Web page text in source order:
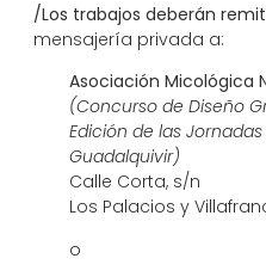
/Los trabajos deberán
mensajería privada a:
Asociación Micológica
(Concurso de Diseño
Edición de las
Guadalquivir)
Calle Corta, s/n
Los Palacios y
o